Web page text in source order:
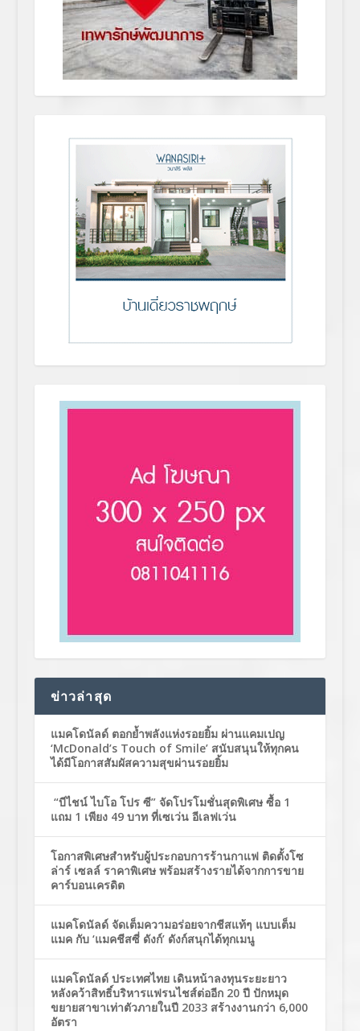
ข่าวล่าสุด
แมคโดนัลด์ ตอกย้ำพลังแห่งรอยยิ้ม ผ่านแคมเปญ
‘McDonald’s Touch of Smile’ สนับสนุนให้ทุกคน
ได้มีโอกาสสัมผัสความสุขผ่านรอยยิ้ม
“บีไชน์ ไบโอ โปร ซี” จัดโปรโมชั่นสุดพิเศษ ซื้อ 1
แถม 1 เพียง 49 บาท ที่เซเว่น อีเลฟเว่น
โอกาสพิเศษสำหรับผู้ประกอบการร้านกาแฟ ติดตั้งโซ
ล่าร์ เซลล์ ราคาพิเศษ พร้อมสร้างรายได้จากการขาย
คาร์บอนเครดิต
แมคโดนัลด์ จัดเต็มความอร่อยจากชีสแท้ๆ แบบเต็ม
แมค กับ ‘แมคชีสซี่ ดังก์’ ดังก์สนุกได้ทุกเมนู
แมคโดนัลด์ ประเทศไทย เดินหน้าลงทุนระยะยาว
หลังคว้าสิทธิ์บริหารแฟรนไชส์ต่ออีก 20 ปี ปักหมุด
ขยายสาขาเท่าตัวภายในปี 2033 สร้างงานกว่า 6,000
อัตรา